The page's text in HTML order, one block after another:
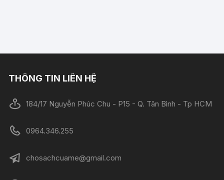
THÔNG TIN LIÊN HỆ
184/17 Nguyễn Phúc Chu - P15 - Q. Tân Bình - Tp HCM
0964.346.255
chosachcuame@gmail.com